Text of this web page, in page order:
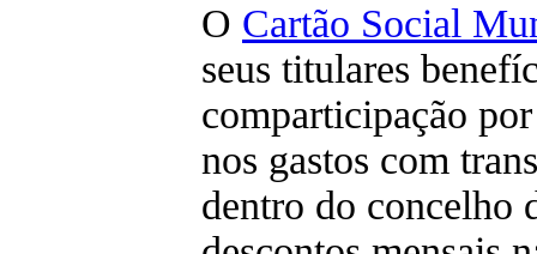
O Cartão Social
seus titulares
comparticipação
nos gastos com
dentro do concelho